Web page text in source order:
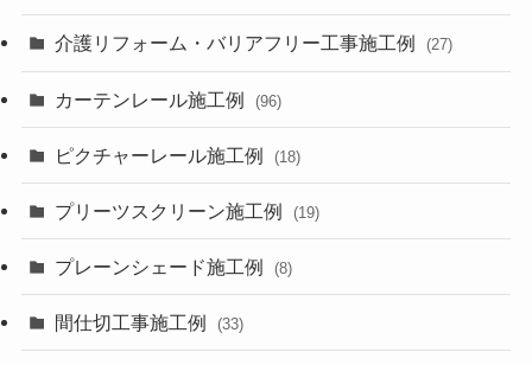
介護リフォーム・バリアフリー工事施工例 (27)
カーテンレール施工例 (96)
ピクチャーレール施工例 (18)
プリーツスクリーン施工例 (19)
プレーンシェード施工例 (8)
間仕切工事施工例 (33)